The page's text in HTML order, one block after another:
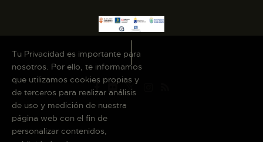
Tu Privacidad es importante para
nosotros. Por ello, te informamos
que utilizamos cookies propias y
de terceros para realizar análisis
de uso y medición de nuestra
página web con el fin de
personalizar contenidos,